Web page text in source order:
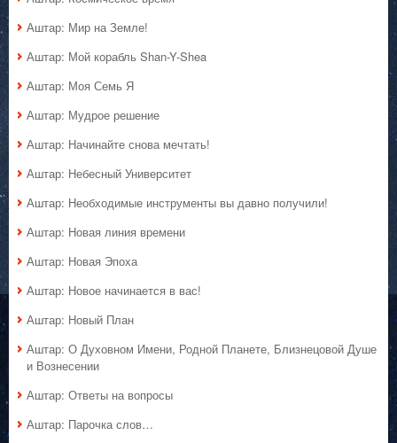
Аштар: Мир на Земле!
Аштар: Мой корабль Shan-Y-Shea
Аштар: Моя Семь Я
Аштар: Мудрое решение
Аштар: Начинайте снова мечтать!
Аштар: Небесный Университет
Аштар: Необходимые инструменты вы давно получили!
Аштар: Новая линия времени
Аштар: Новая Эпоха
Аштар: Новое начинается в вас!
Аштар: Новый План
Аштар: О Духовном Имени, Родной Планете, Близнецовой Душе
и Вознесении
Аштар: Ответы на вопросы
Аштар: Парочка слов…